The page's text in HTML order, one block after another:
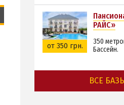
от 350 грн.
РАЙС»
350
Бассейн.
ВСЕ